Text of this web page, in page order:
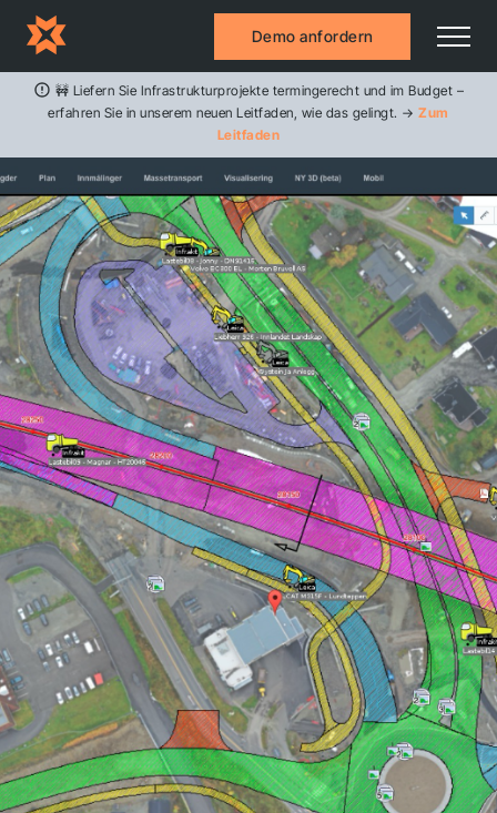
🚧 Liefern Sie Infrastrukturprojekte termingerecht und im Budget –
erfahren Sie in unserem neuen Leitfaden, wie das gelingt. →Zum
Leitfaden
Demo anfordern